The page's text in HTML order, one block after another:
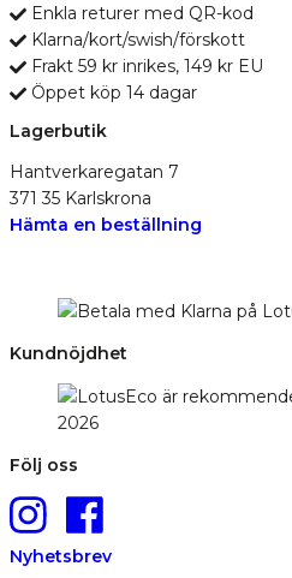
Enkla returer med QR-kod
Klarna/kort/swish/förskott
Frakt 59 kr inrikes, 149 kr EU
Öppet köp 14 dagar
Lagerbutik
Hantverkaregatan 7
371 35 Karlskrona
Hämta en beställning
Kundnöjdhet
Följ oss
Nyhetsbrev